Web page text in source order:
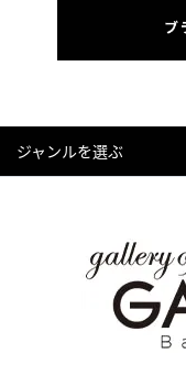
ジャンルを選ぶ